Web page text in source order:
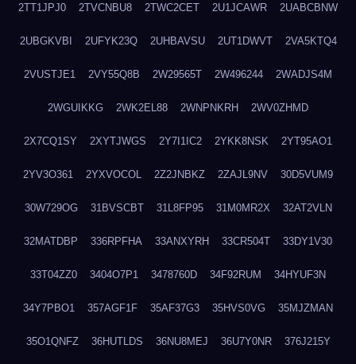
2TT1JPJ0 2TVCNBU8 2TWC2CET 2U1JCAWR 2UABCBNW
2UBGKVBI 2UFYK23Q 2UHBAVSU 2UT1DWVT 2VA5KTQ4
2VUSTJE1 2VY55Q8B 2W29565T 2W496244 2WADJS4M
2WGUIKKG 2WK2EL88 2WNPNKRH 2WV0ZHMD
2X7CQ1SY 2XYTJWGS 2Y7I1IC2 2YKK8NSK 2YT95AO1
2YV3O361 2YXVOCOL 2Z2JNBKZ 2ZAJL9NV 30D5VUM9
30W729OG 31BVSCBT 31L8FP95 31M0MR2X 32AT2VLN
32MATDBP 336RPFHA 33ANXYRH 33CR504T 33DY1V30
33T04ZZ0 3404O7P1 3478760D 34F92RUM 34HYUF3N
34Y7PBO1 357AGF1F 35AF37G3 35HVS0VG 35MJZMAN
35O1QNFZ 36HUTLDS 36NU8MEJ 36U7Y0NR 376J215Y